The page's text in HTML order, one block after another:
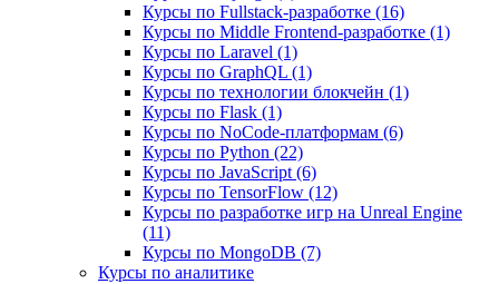
Курсы по Fullstack‑разработке (16)
Курсы по Middle Frontend-разработке (1)
Курсы по Laravel (1)
Курсы по GraphQL (1)
Курсы по технологии блокчейн (1)
Курсы по Flask (1)
Курсы по NoCode‑платформам (6)
Курсы по Python (22)
Курсы по JavaScript (6)
Курсы по TensorFlow (12)
Курсы по разработке игр на Unreal Engine
(11)
Курсы по MongoDB (7)
Курсы по аналитике